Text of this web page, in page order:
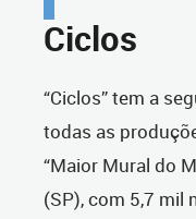
Ciclos
“Ciclos” tem a
todas as
“Maior Mural do
(SP), com 5,7 mil